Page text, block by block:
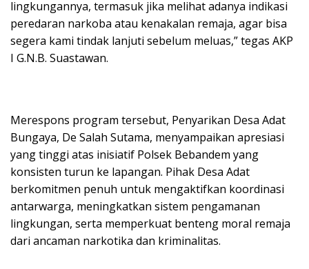
lingkungannya, termasuk jika melihat adanya indikasi
peredaran narkoba atau kenakalan remaja, agar bisa
segera kami tindak lanjuti sebelum meluas,” tegas AKP
I G.N.B. Suastawan.
​Merespons program tersebut, Penyarikan Desa Adat
Bungaya, De Salah Sutama, menyampaikan apresiasi
yang tinggi atas inisiatif Polsek Bebandem yang
konsisten turun ke lapangan. Pihak Desa Adat
berkomitmen penuh untuk mengaktifkan koordinasi
antarwarga, meningkatkan sistem pengamanan
lingkungan, serta memperkuat benteng moral remaja
dari ancaman narkotika dan kriminalitas.